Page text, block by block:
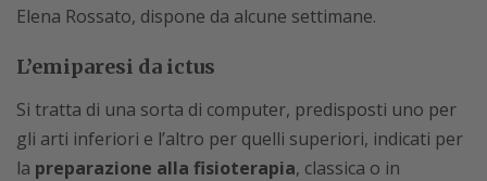
Elena Rossato, dispone da alcune settimane.
L’emiparesi da ictus
Si tratta di una sorta di computer, predisposti uno per
gli arti inferiori e l’altro per quelli superiori, indicati per
la preparazione alla fisioterapia, classica o in